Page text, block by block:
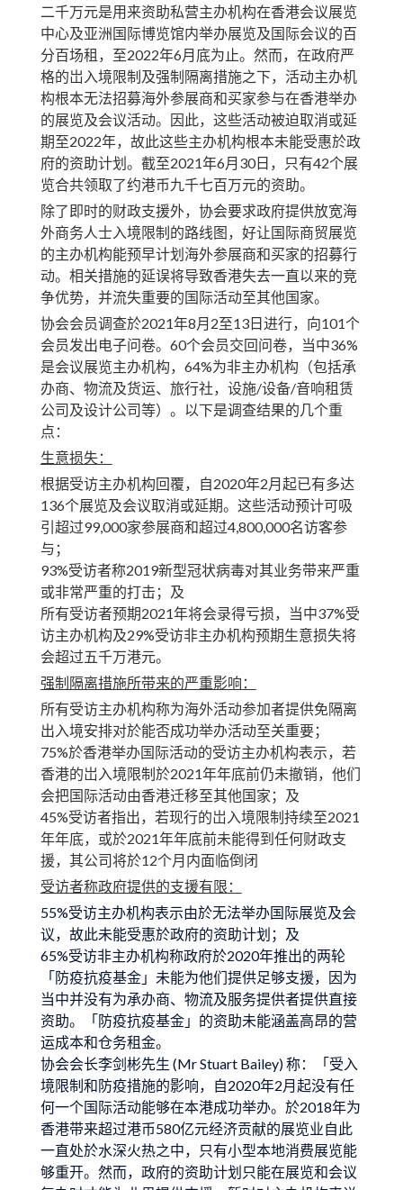
二千万元是用来资助私营主办机构在香港会议展览
中心及亚洲国际博览馆内举办展览及国际会议的百
分百场租，至2022年6月底为止。然而，在政府严
格的岀入境限制及强制隔离措施之下，活动主办机
构根本无法招募海外参展商和买家参与在香港举办
的展览及会议活动。因此，这些活动被迫取消或延
期至2022年，故此这些主办机构根本未能受惠於政
府的资助计划。截至2021年6月30日，只有42个展
览合共领取了约港币九千七百万元的资助。
除了即时的财政支援外，协会要求政府提供放宽海
外商务人士入境限制的路线图，好让国际商贸展览
的主办机构能预早计划海外参展商和买家的招募行
动。相关措施的延误将导致香港失去一直以来的竞
争优势，并流失重要的国际活动至其他国家。
协会会员调查於2021年8月2至13日进行，向101个
会员发出电子问卷。60个会员交回问卷，当中36%
是会议展览主办机构，64%为非主办机构（包括承
办商、物流及货运、旅行社，设施/设备/音响租赁
公司及设计公司等）。以下是调查结果的几个重
点：
生意损失：
根据受访主办机构回覆，自2020年2月起已有多达
136个展览及会议取消或延期。这些活动预计可吸
引超过99,000家参展商和超过4,800,000名访客参
与；
93%受访者称2019新型冠状病毒对其业务带来严重
或非常严重的打击；及
所有受访者预期2021年将会录得亏损，当中37%受
访主办机构及29%受访非主办机构预期生意损失将
会超过五千万港元。
强制隔离措施所带来的严重影响：
所有受访主办机构称为海外活动参加者提供免隔离
出入境安排对於能否成功举办活动至关重要；
75%於香港举办国际活动的受访主办机构表示，若
香港的岀入境限制於2021年年底前仍未撤销，他们
会把国际活动由香港迁移至其他国家；及
45%受访者指出，若现行的岀入境限制持续至2021
年年底，或於2021年年底前未能得到任何财政支
援，其公司将於12个月内面临倒闭
受访者称政府提供的支援有限：
55%受访主办机构表示由於无法举办国际展览及会
议，故此未能受惠於政府的资助计划；及
65%受访非主办机构称政府於2020年推出的两轮
「防疫抗疫基金」未能为他们提供足够支援，因为
当中并没有为承办商、物流及服务提供者提供直接
资助。「防疫抗疫基金」的资助未能涵盖高昂的营
运成本和仓务租金。
协会会长李剑彬先生 (Mr Stuart Bailey) 称：「受入
境限制和防疫措施的影响，自2020年2月起没有任
何一个国际活动能够在本港成功举办。於2018年为
香港带来超过港币580亿元经济贡献的展览业自此
一直处於水深火热之中，只有小型本地消费展览能
够重开。然而，政府的资助计划只能在展览和会议